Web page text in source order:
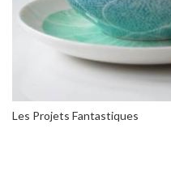
Les Projets Fantastiques